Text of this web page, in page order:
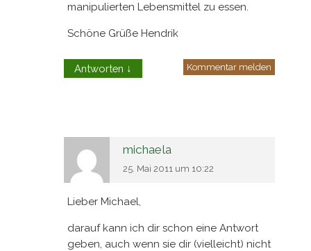
manipulierten Lebensmittel zu essen.
Schöne Grüße Hendrik
Antworten ↓ Kommentar melden
michaela
25. Mai 2011 um 10:22
Lieber Michael,
darauf kann ich dir schon eine Antwort
geben, auch wenn sie dir (vielleicht) nicht